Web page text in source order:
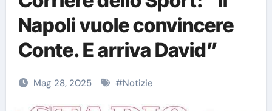
Napoli vuole convincere
Conte. E arriva David”
Mag 28, 2025 #Notizie